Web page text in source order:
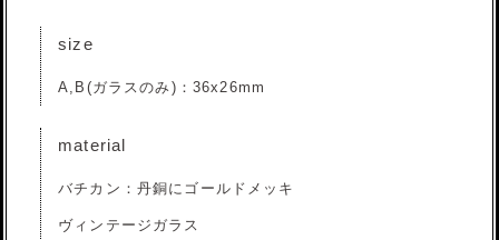
size
A,B(ガラスのみ)：36x26mm
material
バチカン：丹銅にゴールドメッキ
ヴィンテージガラス